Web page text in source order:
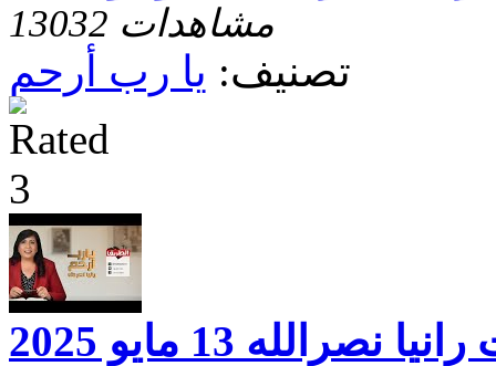
13032 مشاهدات
تصنيف: يا رب أرحم
13 مايو 2025